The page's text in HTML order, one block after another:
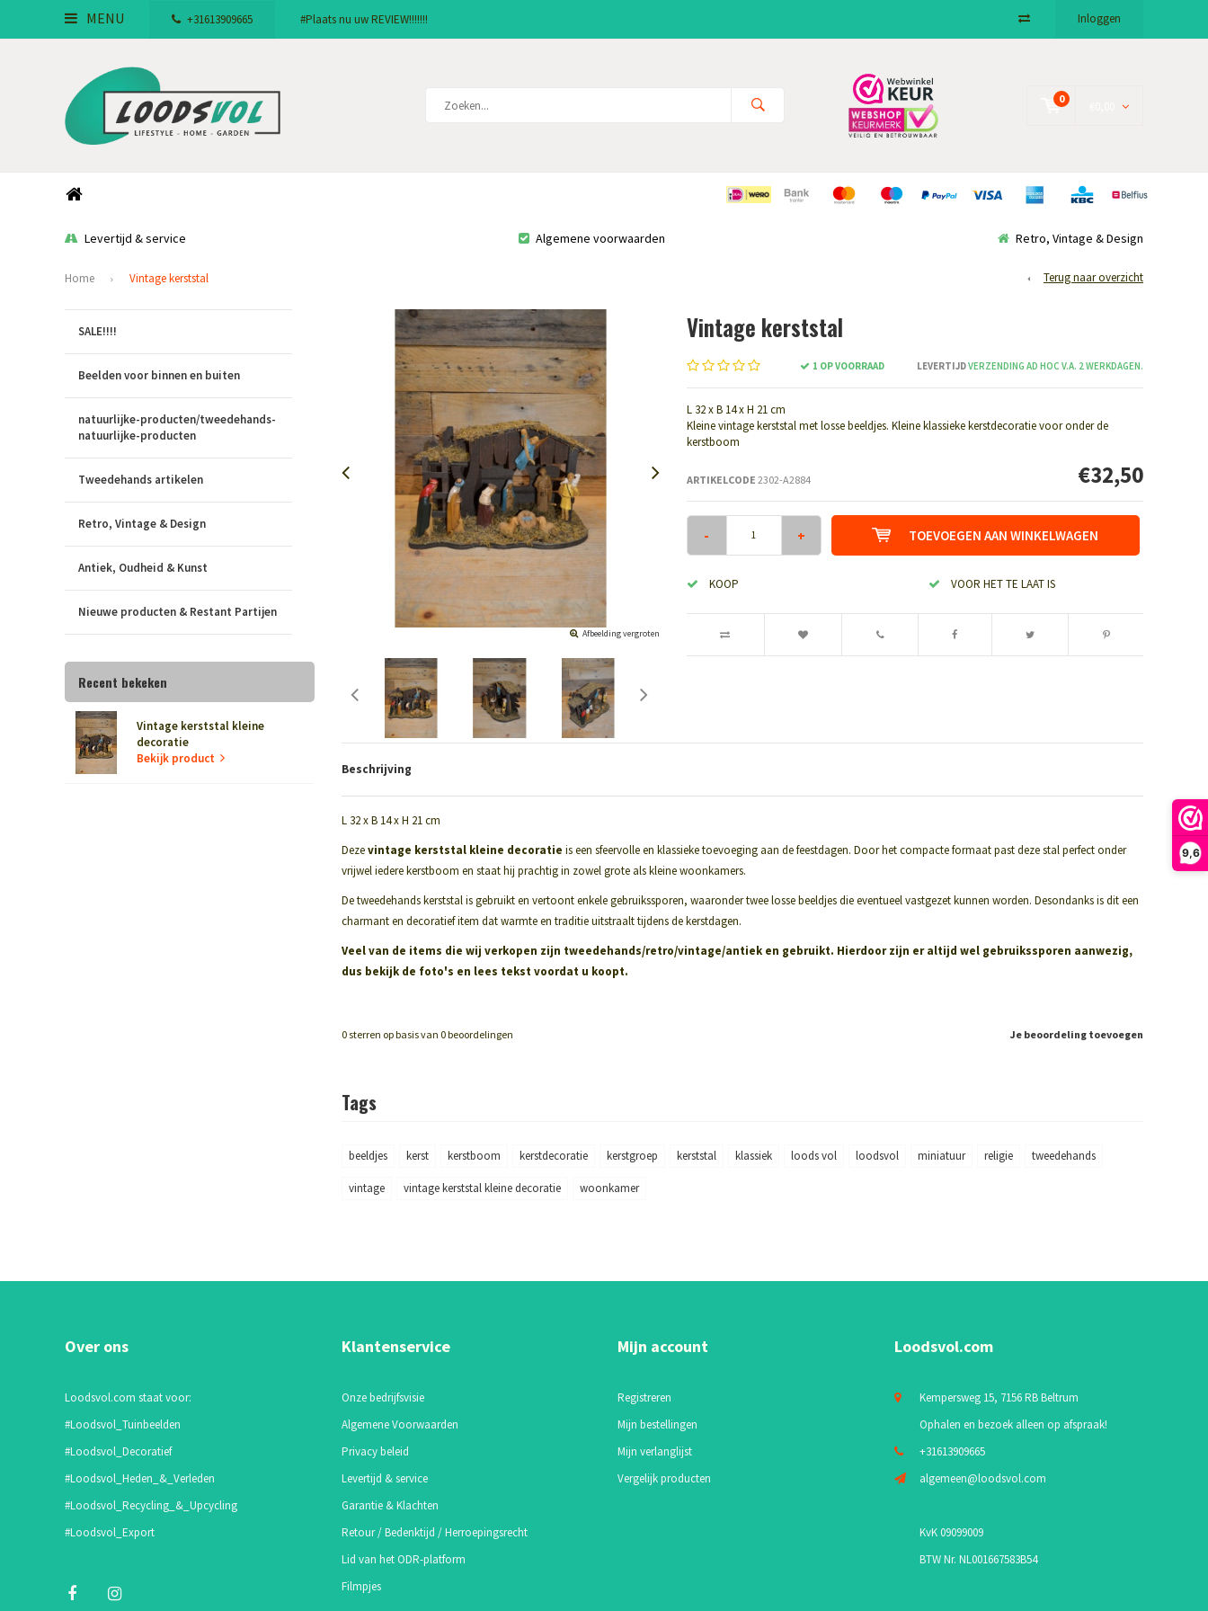
9,6
MENU +31613909665 #Plaats nu uw REVIEW!!!!!!! Inloggen
0
Levertijd & service Algemene voorwaarden Retro, Vintage & Design
Home Vintage kerststal Terug naar overzicht
SALE!!!!
Beelden voor binnen en buiten
natuurlijke-producten/tweedehands-
natuurlijke-producten
Tweedehands artikelen
Retro, Vintage & Design
Antiek, Oudheid & Kunst
Nieuwe producten & Restant Partijen
Recent bekeken
Vintage kerststal kleine
decoratie
Bekijk product
Afbeelding vergroten Afbeelding vergroten
Vintage kerststal
1 OP VOORRAAD LEVERTIJDVERZENDING AD HOC V.A. 2 WERKDAGEN.
L 32 x B 14 x H 21 cm
Kleine vintage kerststal met losse beeldjes. Kleine klassieke kerstdecoratie voor onder de
kerstboom
ARTIKELCODE 2302-A2884 €32,50
- + TOEVOEGEN AAN WINKELWAGEN
KOOP VOOR HET TE LAAT IS
Beschrijving
L 32 x B 14 x H 21 cm
Dezevintage kerststal kleine decoratie is een sfeervolle en klassieke toevoeging aan de feestdagen. Door het compacte formaat past deze stal perfect onder
vrijwel iedere kerstboom en staat hij prachtig in zowel grote als kleine woonkamers.
De tweedehands kerststal is gebruikt en vertoont enkele gebruikssporen, waaronder twee losse beeldjes die eventueel vastgezet kunnen worden. Desondanks is dit een
charmant en decoratief item dat warmte en traditie uitstraalt tijdens de kerstdagen.
Veel van de items die wij verkopen zijn tweedehands/retro/vintage/antiek en gebruikt. Hierdoor zijn er altijd wel gebruikssporen aanwezig,
dus bekijk de foto's en lees tekst voordat u koopt.
Je beoordeling toevoegen
0sterren op basis van 0beoordelingen
Tags
beeldjes kerst kerstboom kerstdecoratie kerstgroep kerststal klassiek loods vol loodsvol miniatuur religie tweedehands
vintage vintage kerststal kleine decoratie woonkamer
Over ons
Loodsvol.com staat voor:
#Loodsvol_Tuinbeelden
#Loodsvol_Decoratief
#Loodsvol_Heden_&_Verleden
#Loodsvol_Recycling_&_Upcycling
#Loodsvol_Export
Klantenservice
Onze bedrijfsvisie
Algemene Voorwaarden
Privacy beleid
Levertijd & service
Garantie & Klachten
Retour / Bedenktijd / Herroepingsrecht
Lid van het ODR-platform
Filmpjes
Mijn account
Registreren
Mijn bestellingen
Mijn verlanglijst
Vergelijk producten
Loodsvol.com
Kempersweg 15, 7156 RB Beltrum
Ophalen en bezoek alleen op afspraak!
+31613909665
algemeen@loodsvol.com
KvK 09099009
BTW Nr. NL001667583B54